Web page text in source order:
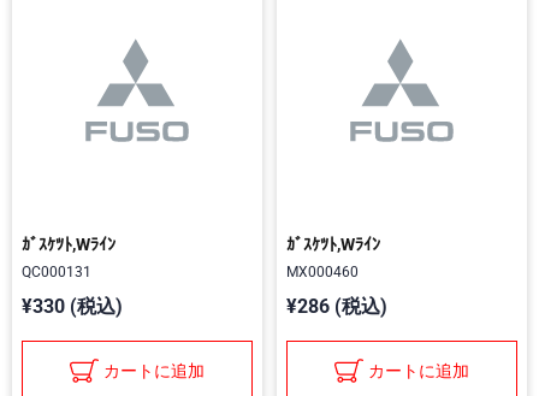
ｶﾞｽｹﾂﾄ,Wﾗｲﾝ
QC000131
¥330 (税込)
カートに追加
ｶﾞｽｹﾂﾄ,Wﾗｲﾝ
MX000460
¥286 (税込)
カートに追加